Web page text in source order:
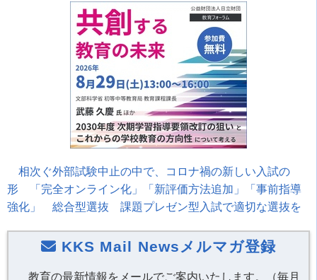
相次ぐ外部試験中止の中で、コロナ禍の新しい入試の
形 「完全オンライン化」「新評価方法追加」「事前指導
強化」 総合型選抜 課題プレゼン型入試で適切な選抜を
KKS Mail Newsメルマガ登録
教育の最新情報をメールでご案内いたします。（毎月